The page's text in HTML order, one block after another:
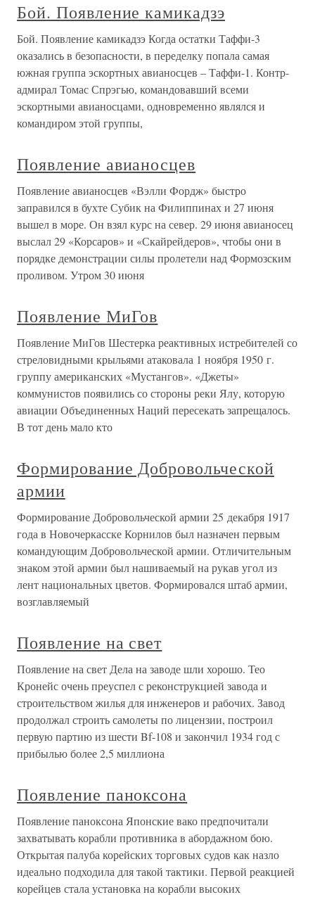
Бой. Появление камикадзэ
Бой. Появление камикадзэ Когда остатки Таффи-3
оказались в безопасности, в переделку попала самая
южная группа эскортных авианосцев – Таффи-1. Контр-
адмирал Томас Спрэгью, командовавший всеми
эскортными авианосцами, одновременно являлся и
командиром этой группы,
Появление авианосцев
Появление авианосцев «Вэлли Фордж» быстро
заправился в бухте Субик на Филиппинах и 27 июня
вышел в море. Он взял курс на север. 29 июня авианосец
выслал 29 «Корсаров» и «Скайрейдеров», чтобы они в
порядке демонстрации силы пролетели над Формозским
проливом. Утром 30 июня
Появление МиГов
Появление МиГов Шестерка реактивных истребителей со
стреловидными крыльями атаковала 1 ноября 1950 г.
группу американских «Мустангов». «Джеты»
коммунистов появились со стороны реки Ялу, которую
авиации Объединенных Наций пересекать запрещалось.
В тот день мало кто
Формирование Добровольческой
армии
Формирование Добровольческой армии 25 декабря 1917
года в Новочеркасске Корнилов был назначен первым
командующим Добровольческой армии. Отличительным
знаком этой армии был нашиваемый на рукав угол из
лент национальных цветов. Формировался штаб армии,
возглавляемый
Появление на свет
Появление на свет Дела на заводе шли хорошо. Тео
Кронейс очень преуспел с реконструкцией завода и
строительством жилья для инженеров и рабочих. Завод
продолжал строить самолеты по лицензии, построил
первую партию из шести Bf-108 и закончил 1934 год с
прибылью более 2,5 миллиона
Появление паноксона
Появление паноксона Японские вако предпочитали
захватывать корабли противника в абордажном бою.
Открытая палуба корейских торговых судов как назло
идеально подходила для такой тактики. Первой реакцией
корейцев стала установка на корабли высоких